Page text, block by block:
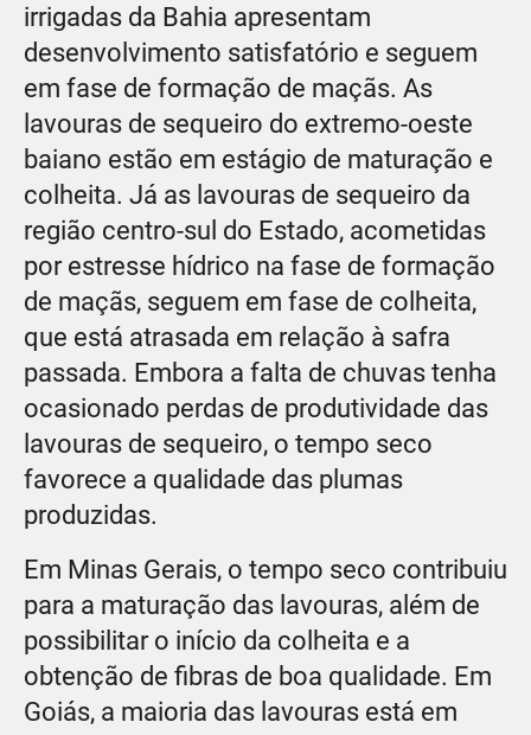
irrigadas da Bahia apresentam
desenvolvimento satisfatório e seguem
em fase de formação de maçãs. As
lavouras de sequeiro do extremo-oeste
baiano estão em estágio de maturação e
colheita. Já as lavouras de sequeiro da
região centro-sul do Estado, acometidas
por estresse hídrico na fase de formação
de maçãs, seguem em fase de colheita,
que está atrasada em relação à safra
passada. Embora a falta de chuvas tenha
ocasionado perdas de produtividade das
lavouras de sequeiro, o tempo seco
favorece a qualidade das plumas
produzidas.
Em Minas Gerais, o tempo seco contribuiu
para a maturação das lavouras, além de
possibilitar o início da colheita e a
obtenção de fibras de boa qualidade. Em
Goiás, a maioria das lavouras está em